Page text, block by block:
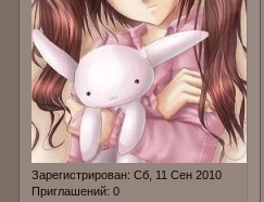
Зарегистрирован: Сб, 11 Сен 2010
Приглашений: 0